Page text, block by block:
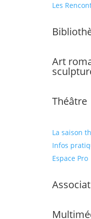
Les
Art
Théâtre
La saison
Infos
Espace Pro